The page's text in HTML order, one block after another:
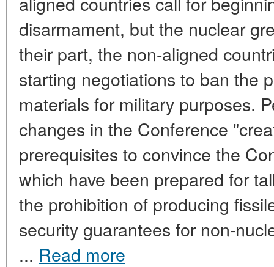
disarmament, but the nuclear
their part, the non-aligned
starting negotiations to ban the
materials for military purposes.
changes in the Conference
prerequisites to convince the
which have been prepared for
the prohibition of producing
security guarantees for non-
... Read more